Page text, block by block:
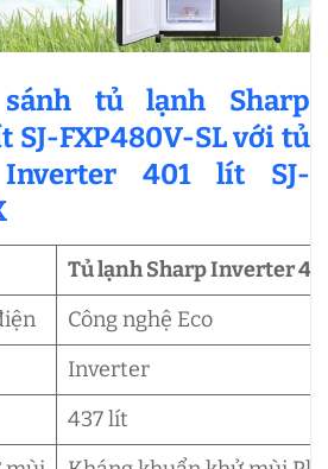
tủ lạnh Sharp
SJ-FXP480V-SL với tủ
401 lít SJ-
Tủ lạnh Sharp Inverter
Công nghệ Eco
Inverter
437 lít